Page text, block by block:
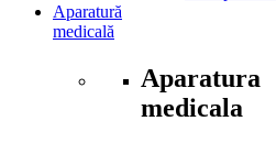
Aparatură
medicală
Aparatura
medicala